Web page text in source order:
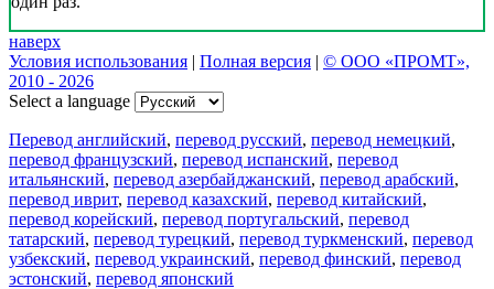
наверх
Условия использования | Полная версия | © ООО «ПРОМТ»,
2010 - 2026
Select a language
Перевод английский, перевод русский, перевод немецкий,
перевод французский, перевод испанский, перевод
итальянский, перевод азербайджанский, перевод арабский,
перевод иврит, перевод казахский, перевод китайский,
перевод корейский, перевод португальский, перевод
татарский, перевод турецкий, перевод туркменский, перевод
узбекский, перевод украинский, перевод финский, перевод
эстонский, перевод японский